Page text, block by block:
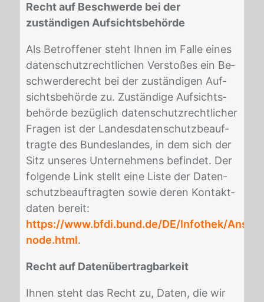
Recht auf Beschwerde bei der
zuständigen Aufsichtsbehörde
Als Be­trof­fe­ner steht Ih­nen im Fal­le ei­nes
da­ten­schutz­recht­li­chen Ver­sto­ßes ein Be­
schwer­de­recht bei der zu­stän­di­gen Auf­
sichts­be­hör­de zu. Zu­stän­di­ge Auf­sichts­
be­hör­de be­züg­lich da­ten­schutz­recht­li­cher
Fra­gen ist der Lan­des­da­ten­schutz­be­auf­
trag­te des Bun­des­lan­des, in dem sich der
Sitz un­se­res Un­ter­neh­mens be­fin­det. Der
fol­gen­de Link stellt eine Lis­te der Da­ten­
schutz­be­auf­trag­ten so­wie de­ren Kon­takt­
da­ten be­reit:
https://www.bfdi.bund.de/DE/Infothek/
node.html.
Recht auf Datenübertragbarkeit
Ih­nen steht das Recht zu, Da­ten, die wir